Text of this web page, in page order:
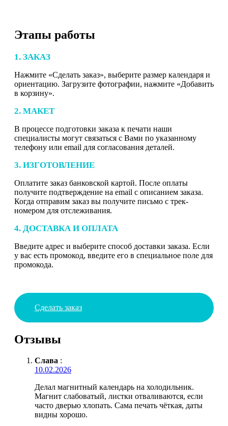
Этапы работы
1. ЗАКАЗ
Нажмите «Сделать заказ», выберите размер календаря и
ориентацию. Загрузите фотографии, нажмите «Добавить
в корзину».
2. МАКЕТ
В процессе подготовки заказа к печати наши
специалисты могут связаться с Вами по указанному
телефону или email для согласования деталей.
3. ИЗГОТОВЛЕНИЕ
Оплатите заказ банковской картой. После оплаты
получите подтверждение на email с описанием заказа.
Когда отправим заказ вы получите письмо с трек-
номером для отслеживания.
4. ДОСТАВКА И ОПЛАТА
Введите адрес и выберите способ доставки заказа. Если
у вас есть промокод, введите его в специальное поле для
промокода.
Сделать заказ
Отзывы
Слава :
10.02.2026
Делал магнитный календарь на холодильник.
Магнит слабоватый, листки отваливаются, если
часто дверью хлопать. Сама печать чёткая, даты
видны хорошо.